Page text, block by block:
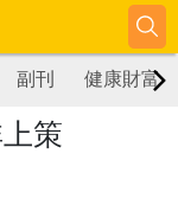
副刊 健康財富
策